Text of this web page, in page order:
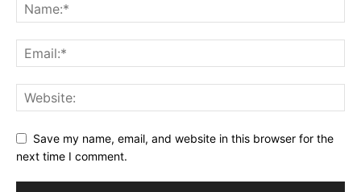
Save my name, email, and website in this browser for the
next time I comment.